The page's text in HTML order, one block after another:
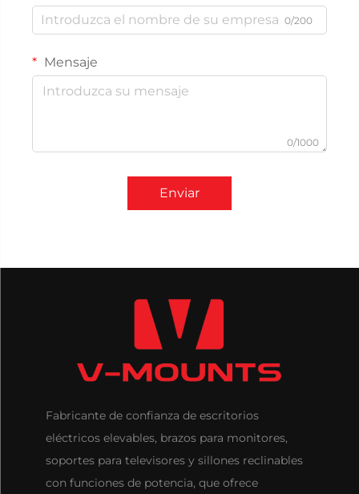
0/200
Mensaje
0/1000
Enviar
Fabricante de confianza de escritorios
eléctricos elevables, brazos para monitores,
soportes para televisores y sillones reclinables
con funciones de potencia, que ofrece